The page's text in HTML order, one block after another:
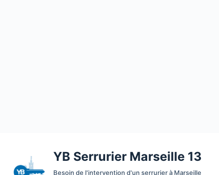
YB Serrurier Marseille 13
Besoin de l'intervention d'un serrurier à Marseille